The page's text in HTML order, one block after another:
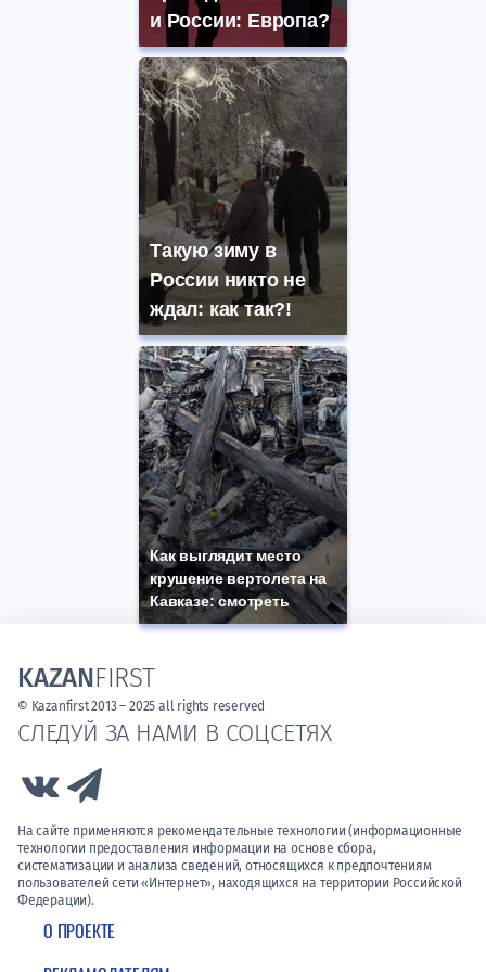
и России: Европа?
Такую зиму в
России никто не
ждал: как так?!
Как выглядит место
крушение вертолета на
Кавказе: смотреть
О ПРОЕКТЕ
СЛЕДУЙ ЗА НАМИ В СОЦСЕТЯХ
Link to Vk
На сайте применяются рекомендательные технологии (информационные
технологии предоставления информации на основе сбора,
систематизации и анализа сведений, относящихся к предпочтениям
пользователей сети «Интернет», находящихся на территории Российской
Федерации).
KAZANFIRST
© Kazanfirst 2013 – 2025 all rights reserved